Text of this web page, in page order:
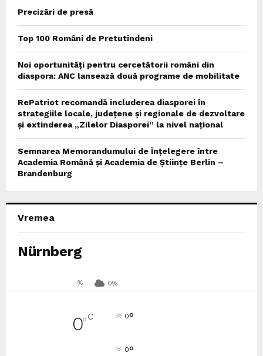
Precizări de presă
Top 100 Români de Pretutindeni
Noi oportunități pentru cercetătorii români din
diaspora: ANC lansează două programe de mobilitate
RePatriot recomandă includerea diasporei în
strategiile locale, județene și regionale de dezvoltare
și extinderea „Zilelor Diasporei” la nivel național
Semnarea Memorandumului de Înțelegere între
Academia Română și Academia de Științe Berlin –
Brandenburg
Vremea
Nürnberg
% 0%
0°C 0°
0°